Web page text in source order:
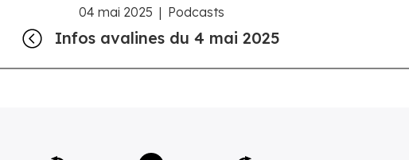
04 mai 2025 | Podcasts
Infos avalines du 4 mai 2025